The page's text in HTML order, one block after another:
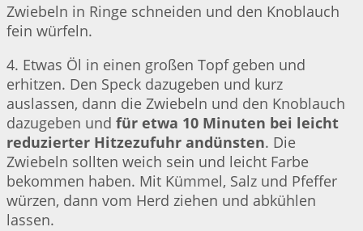
Zwiebeln in Ringe schneiden und den Knoblauch
fein würfeln.
4. Etwas Öl in einen großen Topf geben und
erhitzen. Den Speck dazugeben und kurz
auslassen, dann die Zwiebeln und den Knoblauch
dazugeben und für etwa 10 Minuten bei leicht
reduzierter Hitzezufuhr andünsten. Die
Zwiebeln sollten weich sein und leicht Farbe
bekommen haben. Mit Kümmel, Salz und Pfeffer
würzen, dann vom Herd ziehen und abkühlen
lassen.